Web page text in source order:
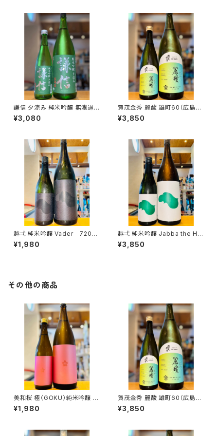
謙信 夕涼み 純米吟醸 無濾過生
1800ml１本（池田屋酒造・新潟
県糸魚川市新鉄）
¥3,080
賀茂金秀 麗酸 雄町60（広島限
定）1800ml１本（金光酒造・広
島県東広島市黒瀬町）
¥3,850
越弌 純米吟醸 Vader 720ml
１本（株式会社越後鶴亀・新潟県
新潟市西蒲区竹野町）
¥1,980
越弌 純米吟醸 Jabba the H
1800ml１本（株式会社越後鶴
亀・新潟県新潟市西蒲区竹野
¥3,850
その他の商品
美和桜 極（GOKU）純米吟醸 7
20ml１本（美和桜酒造・広島県
三次市三和町）
¥1,980
賀茂金秀 麗酸 雄町60（広島限
定）1800ml１本（金光酒造・広
島県東広島市黒瀬町）
¥3,850